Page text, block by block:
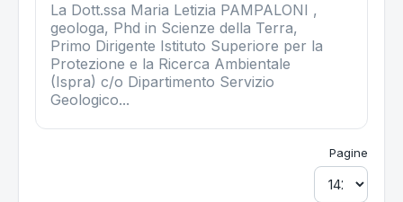
La Dott.ssa Maria Letizia PAMPALONI ,
geologa, Phd in Scienze della Terra,
Primo Dirigente Istituto Superiore per la
Protezione e la Ricerca Ambientale
(Ispra) c/o Dipartimento Servizio
Geologico...
Pagine